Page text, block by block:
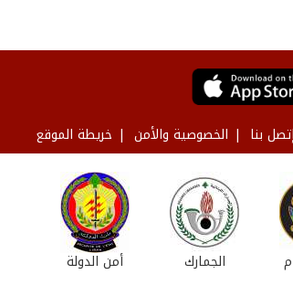
بنا الخصوصية والأمن خريطة الموقع
أمن الدولة الجمارك